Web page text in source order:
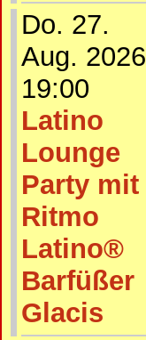
Do. 27.
Aug. 2026
19:00
Latino
Lounge
Party mit
Ritmo
Latino®
Barfüßer
Glacis